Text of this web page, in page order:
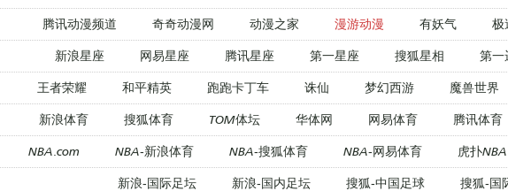
腾讯动漫频道 奇奇动漫网 动漫之家 漫游动漫 有妖气 极
新浪星座 网易星座 腾讯星座 第一星座 搜狐星相 第一
王者荣耀 和平精英 跑跑卡丁车 诛仙 梦幻西游 魔兽世界
新浪体育 搜狐体育 TOM体坛 华体网 网易体育 腾讯体育
NBA.com NBA-新浪体育 NBA-搜狐体育 NBA-网易体育 虎扑NBA
新浪-国际足坛 新浪-国内足坛 搜狐-中国足球 搜狐-国